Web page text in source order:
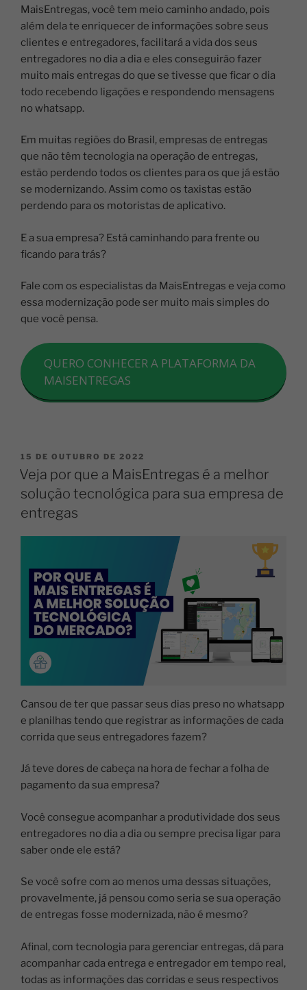
MaisEntregas, você tem meio caminho andado, pois
além dela te enriquecer de informações sobre seus
clientes e entregadores, facilitará a vida dos seus
entregadores no dia a dia e eles conseguirão fazer
muito mais entregas do que se tivesse que ficar o dia
todo recebendo ligações e respondendo mensagens
no whatsapp.
Em muitas regiões do Brasil, empresas de entregas
que não têm tecnologia na operação de entregas,
estão perdendo todos os clientes para os que já estão
se modernizando. Assim como os taxistas estão
perdendo para os motoristas de aplicativo.
E a sua empresa? Está caminhando para frente ou
ficando para trás?
Fale com os especialistas da MaisEntregas e veja como
essa modernização pode ser muito mais simples do
que você pensa.
QUERO CONHECER A PLATAFORMA DA
MAISENTREGAS
15 DE OUTUBRO DE 2022
Veja por que a MaisEntregas é a melhor
solução tecnológica para sua empresa de
entregas
Cansou de ter que passar seus dias preso no whatsapp
e planilhas tendo que registrar as informações de cada
corrida que seus entregadores fazem?
Já teve dores de cabeça na hora de fechar a folha de
pagamento da sua empresa?
Você consegue acompanhar a produtividade dos seus
entregadores no dia a dia ou sempre precisa ligar para
saber onde ele está?
Se você sofre com ao menos uma dessas situações,
provavelmente, já pensou como seria se sua operação
de entregas fosse modernizada, não é mesmo?
Afinal, com tecnologia para gerenciar entregas, dá para
acompanhar cada entrega e entregador em tempo real,
todas as informações das corridas e seus respectivos